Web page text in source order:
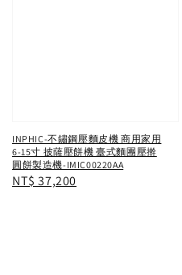
INPHIC-不鏽鋼壓麵皮機 商用家用
6-15寸 披薩壓餅機 臺式麵團壓擀
圓餅製造機-IMIC00220AA
Regular
NT$ 37,200